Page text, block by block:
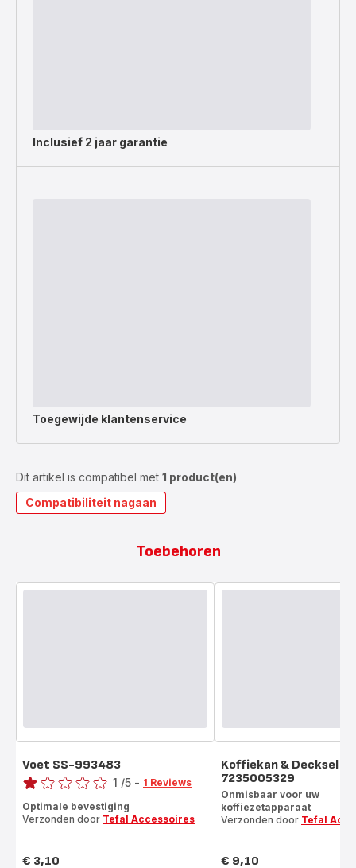
Inclusief 2 jaar garantie
Toegewijde klantenservice
Dit artikel is compatibel met 1 product(en)
Compatibiliteit nagaan
Toebehoren
Voet SS-993483
Score
met
(gemiddeld)
1 /5 - 1 Reviews
Optimale bevestiging
Verzonden door Tefal Accessoires
€ 3,10
Koffiekan & Decksel
7235005329
Onmisbaar voor uw
koffiezetapparaat
Verzonden door Tefal
€ 9,10